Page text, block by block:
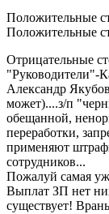
Положительные
Положительные
Отрицательные
"Руководители"-
Александр Якубов
может)....з/п
обещанной,
переработки,
применяют
сотрудников...
Пожалуй самая
Выплат ЗП нет
существует!